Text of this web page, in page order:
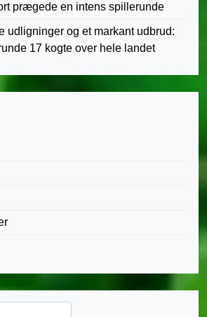
prægede en intens spillerunde
udligninger og et markant udbrud:
17 kogte over hele landet